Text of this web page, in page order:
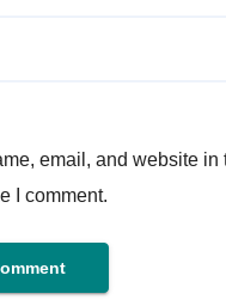
email, and website in
I comment.